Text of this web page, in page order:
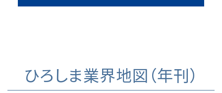
ひろしま業界地図（年刊）